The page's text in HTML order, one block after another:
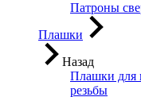
Патроны
Плашки
Назад
Плашки для
резьбы